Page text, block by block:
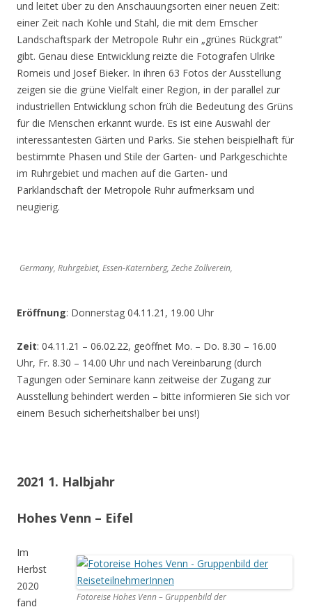
und leitet über zu den Anschauungsorten einer neuen Zeit:
einer Zeit nach Kohle und Stahl, die mit dem Emscher
Landschaftspark der Metropole Ruhr ein „grünes Rückgrat“
gibt. Genau diese Entwicklung reizte die Fotografen Ulrike
Romeis und Josef Bieker. In ihren 63 Fotos der Ausstellung
zeigen sie die grüne Vielfalt einer Region, in der parallel zur
industriellen Entwicklung schon früh die Bedeutung des Grüns
für die Menschen erkannt wurde. Es ist eine Auswahl der
interessantesten Gärten und Parks. Sie stehen beispielhaft für
bestimmte Phasen und Stile der Garten- und Parkgeschichte
im Ruhrgebiet und machen auf die Garten- und
Parklandschaft der Metropole Ruhr aufmerksam und
neugierig.
Germany, Ruhrgebiet, Essen-Katernberg, Zeche Zollverein,
Eröffnung: Donnerstag 04.11.21, 19.00 Uhr
Zeit: 04.11.21 – 06.02.22, geöffnet Mo. – Do. 8.30 – 16.00
Uhr, Fr. 8.30 – 14.00 Uhr und nach Vereinbarung (durch
Tagungen oder Seminare kann zeitweise der Zugang zur
Ausstellung behindert werden – bitte informieren Sie sich vor
einem Besuch sicherheitshalber bei uns!)
2021 1. Halbjahr
Hohes Venn – Eifel
Fotoreise Hohes Venn – Gruppenbild der
Im
Herbst
2020
fand